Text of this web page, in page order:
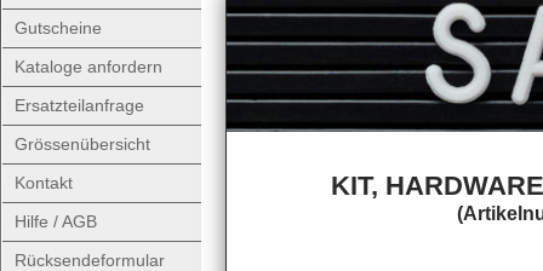
Gutscheine
Kataloge anfordern
Ersatzteilanfrage
Grössenübersicht
Kontakt
Hilfe / AGB
Rücksendeformular
KIT,